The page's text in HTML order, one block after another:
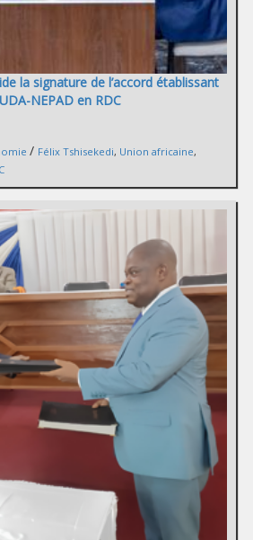
la signature de l’accord établissant
NEPAD en RDC
/ Félix Tshisekedi, Union africaine,